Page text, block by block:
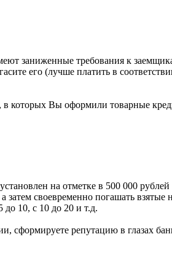
заниженные требования к
его (лучше платить в
в которых Вы оформили товарные
на отметке в 500 000
своевременно погашать взятые
10, с 10 до 20 и т.д.
сформируете репутацию в глазах